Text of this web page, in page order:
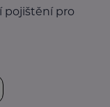
pojištění pro